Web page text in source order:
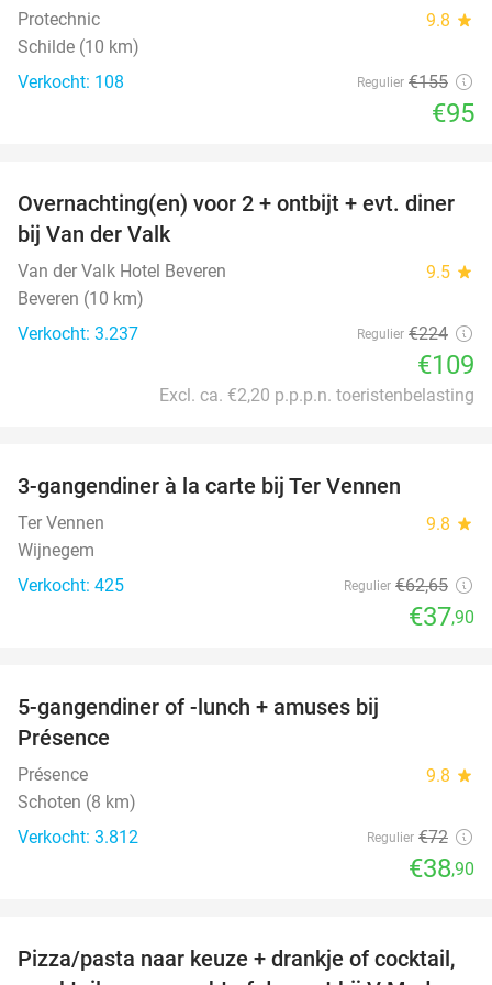
Protechnic 9.8 star
Schilde (10 km)
Verkocht: 108
Regulier €155
€95
51%
Overnachting(en) voor 2 + ontbijt + evt. diner
bij Van der Valk
Van der Valk Hotel Beveren 9.5 star
Beveren (10 km)
Verkocht: 3.237
Regulier €224
€109
Excl. ca. €2,20 p.p.p.n. toeristenbelasting
3-gangendiner à la carte bij Ter Vennen
Ter Vennen 9.8 star
Wijnegem
Verkocht: 425
Regulier €62,65
€37,90
5-gangendiner of -lunch + amuses bij
Présence
Présence 9.8 star
Schoten (8 km)
Verkocht: 3.812
Regulier €72
€38,90
28%
Pizza/pasta naar keuze + drankje of cocktail,